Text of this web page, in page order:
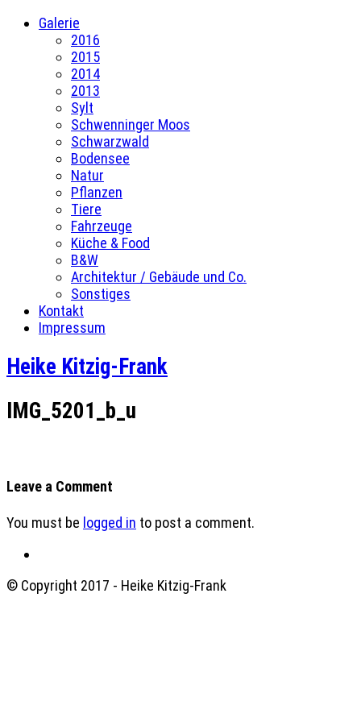
Galerie
2016
2015
2014
2013
Sylt
Schwenninger Moos
Schwarzwald
Bodensee
Natur
Pflanzen
Tiere
Fahrzeuge
Küche & Food
B&W
Architektur / Gebäude und Co.
Sonstiges
Kontakt
Impressum
Heike Kitzig-Frank
IMG_5201_b_u
Leave a Comment
You must be logged in to post a comment.
© Copyright 2017 - Heike Kitzig-Frank